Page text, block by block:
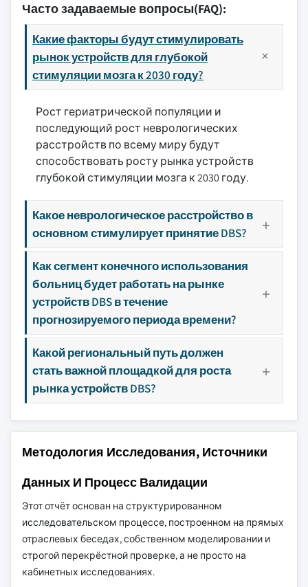
Часто задаваемые вопросы(FAQ):
Какие факторы будут стимулировать
рынок устройств для глубокой
стимуляции мозга к 2030 году?
Рост гериатрической популяции и
последующий рост неврологических
расстройств по всему миру будут
способствовать росту рынка устройств
глубокой стимуляции мозга к 2030 году.
Какое неврологическое расстройство в
основном стимулирует принятие DBS?
Как сегмент конечного использования
больниц будет работать на рынке
устройств DBS в течение
прогнозируемого периода времени?
Какой региональный путь должен
стать важной площадкой для роста
рынка устройств DBS?
Методология Исследования, Источники
Данных И Процесс Валидации
Этот отчёт основан на структурированном
исследовательском процессе, построенном на прямых
отраслевых беседах, собственном моделировании и
строгой перекрёстной проверке, а не просто на
кабинетных исследованиях.